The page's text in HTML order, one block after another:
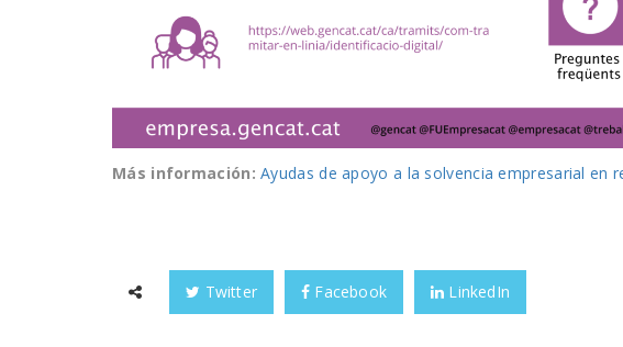
Más información: Ayudas de apoyo a la solvencia empresarial en
Twitter Facebook LinkedIn